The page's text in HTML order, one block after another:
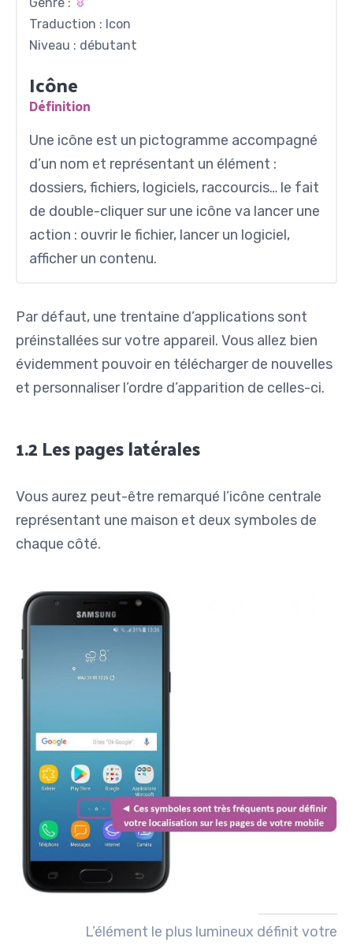
Traduction : Icon
Niveau : débutant
Icône
Définition
Une icône est un pictogramme accompagné
d’un nom et représentant un élément :
dossiers, fichiers, logiciels, raccourcis… le fait
de double-cliquer sur une icône va lancer une
action : ouvrir le fichier, lancer un logiciel,
afficher un contenu.
Par défaut, une trentaine d’applications sont
préinstallées sur votre appareil. Vous allez bien
évidemment pouvoir en télécharger de nouvelles
et personnaliser l’ordre d’apparition de celles-ci.
1.2 Les pages latérales
Vous aurez peut-être remarqué l’icône centrale
représentant une maison et deux symboles de
chaque côté.
L’élément le plus lumineux définit votre